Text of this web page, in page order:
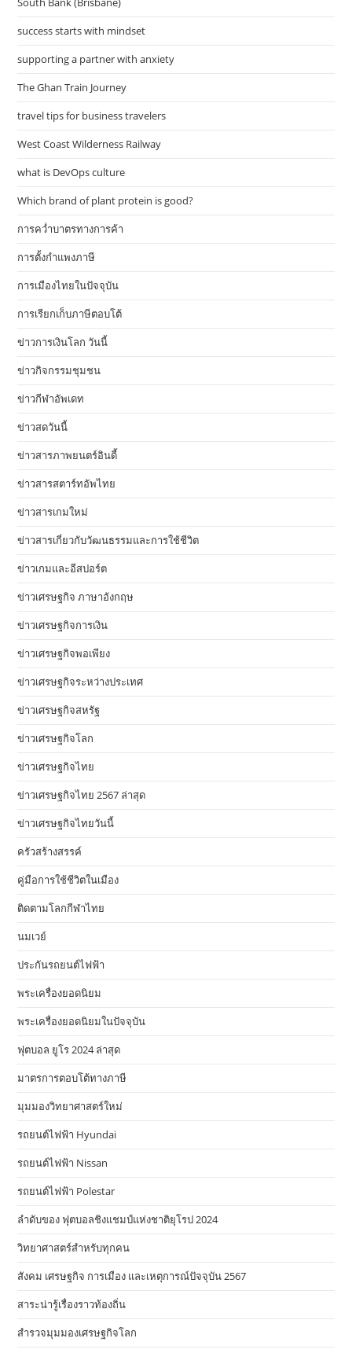
success starts with mindset
supporting a partner with anxiety
The Ghan Train Journey
travel tips for business travelers
West Coast Wilderness Railway
what is DevOps culture
Which brand of plant protein is good?
การคว่ำบาตรทางการค้า
การตั้งกำแพงภาษี
การเมืองไทยในปัจจุบัน
การเรียกเก็บภาษีตอบโต้
ข่าวการเงินโลก วันนี้
ข่าวกิจกรรมชุมชน
ข่าวกีฬาอัพเดท
ข่าวสดวันนี้
ข่าวสารภาพยนตร์อินดี้
ข่าวสารสตาร์ทอัพไทย
ข่าวสารเกมใหม่
ข่าวสารเกี่ยวกับวัฒนธรรมและการใช้ชีวิต
ข่าวเกมและอีสปอร์ต
ข่าวเศรษฐกิจ ภาษาอังกฤษ
ข่าวเศรษฐกิจการเงิน
ข่าวเศรษฐกิจพอเพียง
ข่าวเศรษฐกิจระหว่างประเทศ
ข่าวเศรษฐกิจสหรัฐ
ข่าวเศรษฐกิจโลก
ข่าวเศรษฐกิจไทย
ข่าวเศรษฐกิจไทย 2567 ล่าสุด
ข่าวเศรษฐกิจไทยวันนี้
ครัวสร้างสรรค์
คู่มือการใช้ชีวิตในเมือง
ติดตามโลกกีฬาไทย
นมเวย์
ประกันรถยนต์ไฟฟ้า
พระเครื่องยอดนิยม
พระเครื่องยอดนิยมในปัจจุบัน
ฟุตบอล ยูโร 2024 ล่าสุด
มาตรการตอบโต้ทางภาษี
มุมมองวิทยาศาสตร์ใหม่
รถยนต์ไฟฟ้า Hyundai
รถยนต์ไฟฟ้า Nissan
รถยนต์ไฟฟ้า Polestar
ลำดับของ ฟุตบอลชิงแชมป์แห่งชาติยุโรป 2024
วิทยาศาสตร์สำหรับทุกคน
สังคม เศรษฐกิจ การเมือง และเหตุการณ์ปัจจุบัน 2567
สาระน่ารู้เรื่องราวท้องถิ่น
สำรวจมุมมองเศรษฐกิจโลก